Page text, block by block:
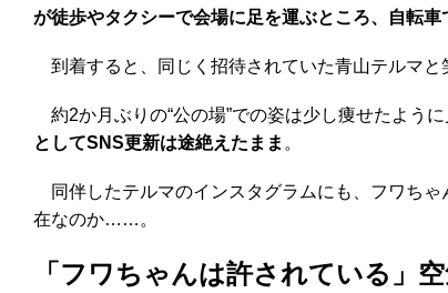
が徒歩やタクシーで会場に足を運ぶところ、自転車
到着すると、同じく招待されていた青山テルマと
約2か月ぶりの“公の場”での姿は少し痩せたよう
としてSNS更新は途絶えたまま 。
同伴したテルマのインスタグラムにも、フワちゃ
在なのか……。
「フワちゃんは許されている」